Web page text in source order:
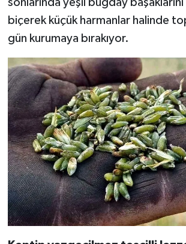
biçerek küçük harmanlar halinde
gün kurumaya bırakıyor.